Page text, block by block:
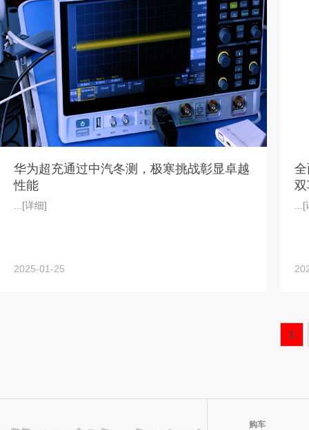
华为超充通过中汽冬测，极寒挑战彰显卓越
性能
[详细]
2025-01-25
[
1
购车